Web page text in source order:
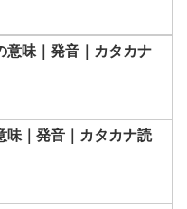
味｜発音｜カタカナ
｜発音｜カタカナ読